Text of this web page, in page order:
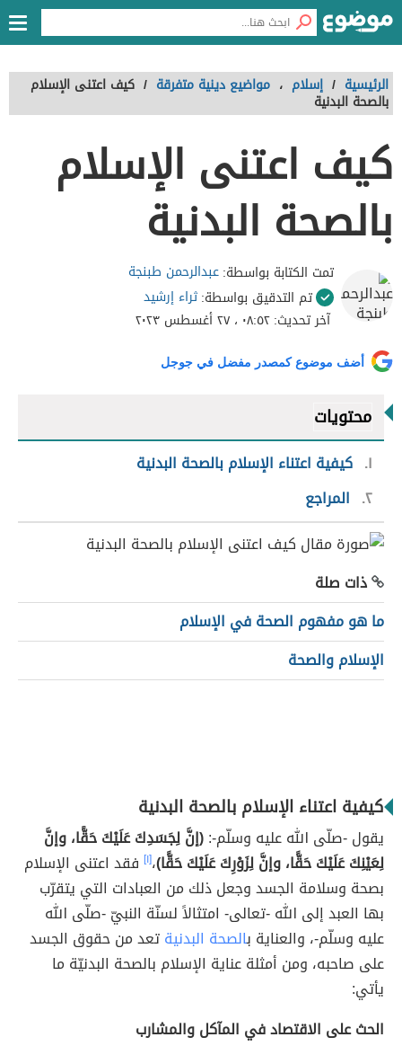
الرئيسية / إسلام ، مواضيع دينية متفرقة / كيف اعتنى الإسلام
بالصحة البدنية
كيف اعتنى الإسلام
بالصحة البدنية
تمت الكتابة بواسطة:عبدالرحمن طبنجة
تم التدقيق بواسطة:ثراء إرشيد
آخر تحديث:٠٨:٥٢ ، ٢٧ أغسطس ٢٠٢٣
أضف موضوع كمصدر مفضل في جوجل
محتويات
١ كيفية اعتناء الإسلام بالصحة البدنية
٢ المراجع
ذات صلة
ما هو مفهوم الصحة في الإسلام
الإسلام والصحة
كيفية اعتناء الإسلام بالصحة البدنية
يقول -صلّى الله عليه وسلّم-:(إنَّ لِجَسَدِكَ عَلَيْكَ حَقًّا، وإنَّ
لِعَيْنِكَ عَلَيْكَ حَقًّا، وإنَّ لِزَوْرِكَ عَلَيْكَ حَقًّا)،[١] فقد اعتنى الإسلام
بصحة وسلامة الجسد وجعل ذلك من العبادات التي يتقرّب
بها العبد إلى الله -تعالى- امتثالاً لسنّة النبيّ -صلّى الله
عليه وسلّم-، والعناية بالصحة البدنيةتعد من حقوق الجسد
على صاحبه، ومن أمثلة عناية الإسلام بالصحة البدنيّة ما
يأتي:
الحث على الاقتصاد في المآكل والمشارب